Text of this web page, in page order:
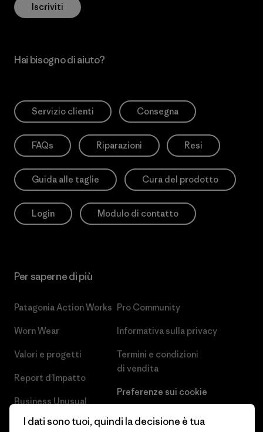
Iscriviti
Hai bisogno di aiuto?
Servizio clienti Consegna
FAQs Riparazioni Resi
Guida alle taglie Cura del prodotto
Login Modulo di contatto
Per saperne di più
Patagonia Action Works
Worn Wear
Valori e progetti
Report d’Impatto
Business Unusual
Obiettivi climatici
Pro Community
Informativa sulla privacy
Termini e condizioni
di vendita
Preferenze sui cookie
Lavora con noi
I dati sono tuoi, quindi la decisione è tua